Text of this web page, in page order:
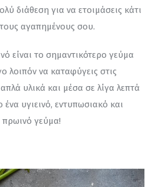
διάθεση για να ετοιμάσεις κάτι
τους αγαπημένους σου.
είναι το σημαντικότερο γεύμα
λοιπόν να καταφύγεις στις
υλικά και μέσα σε λίγα λεπτά
ένα υγιεινό, εντυπωσιακό και
πρωινό γεύμα!